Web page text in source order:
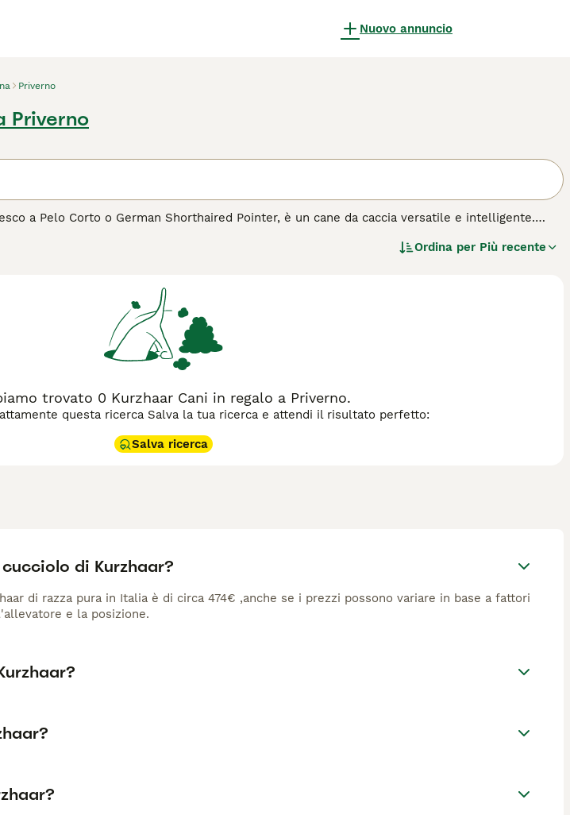
Nuovo annuncio
Priverno
Priverno
a Pelo Corto o German Shorthaired Pointer, è un cane da caccia versatile e intelligente.
per la loro eccezionale capacità di lavoro, sia in acqua che su terreno. Dotati di un'indole
di esercizio e stimolazione. Perfetti per gli amanti dell'outdoor e della vita attiva, i
familiare, purché possano godere di spazi ampi dove esprimere la loro natura.
leggi la guida all'acquisto per questa razza per capire appieno le sue esigenze.
Ordina per Più recente
trovato 0 Kurzhaar Cani in regalo a Priverno.
questa ricerca Salva la tua ricerca e attendi il risultato perfetto:
Salva ricerca
di Kurzhaar?
di razza pura in Italia è di circa 474€ ,anche se i prezzi possono variare in base a fattori
e la posizione.